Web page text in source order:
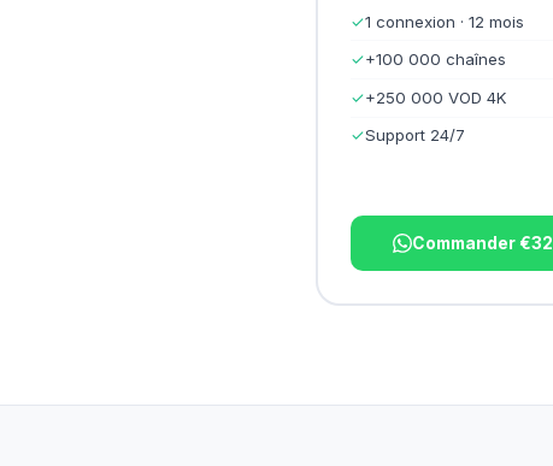
✓1 connexion · 12 mois
✓+100 000 chaînes
✓+250 000 VOD 4K
✓Support 24/7
Commander €32